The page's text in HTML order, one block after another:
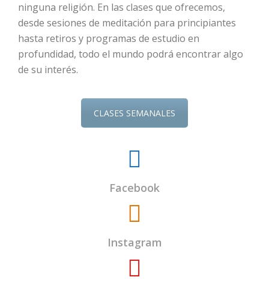
ninguna religión. En las clases que ofrecemos,
desde sesiones de meditación para principiantes
hasta retiros y programas de estudio en
profundidad, todo el mundo podrá encontrar algo
de su interés.
CLASES SEMANALES
Facebook
Instagram